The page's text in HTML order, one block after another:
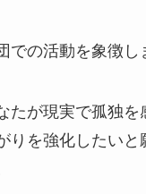
での活動を象徴し
たが現実で孤独を
りを強化したいと